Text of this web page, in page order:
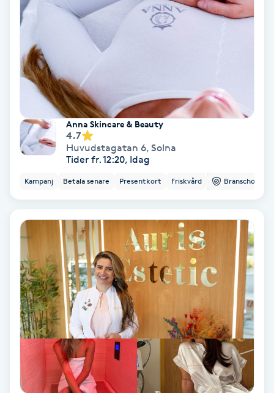
Tandblekning
Tandläkare
Tatuering
Tatueringsborttagning
Thaimassage
Toning
Torr hårbotten
Torrborstning
Triggerpunktsmassage
Trådning
Anna Skincare & Beauty
4.7
Huvudstagatan 6, Solna
Tider fr. 12:20, Idag
Kampanj Betala senare Presentkort Friskvård Branschorg.